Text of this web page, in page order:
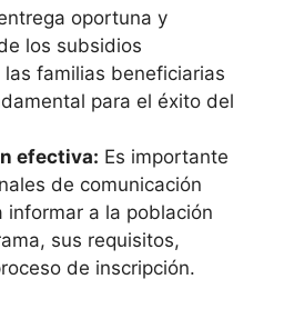
oportuna y
los subsidios
las familias beneficiarias
para el éxito del
efectiva: Es importante
de comunicación
informar a la población
sus requisitos,
de inscripción.